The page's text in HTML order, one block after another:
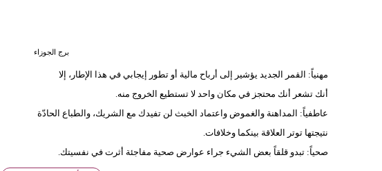
برج الجوزاء
مهنياً: القمر الجديد يؤشير إلى أرباح مالية أو تطور إيجابي في هذا الإطار، إلا
أنك تشعر أنك محتجز في مكان واحد لا تستطيع الخروج منه.
عاطفياً: المداهنة والغموض واعتماد الخبث لن تفيدك مع الشريك، والطباع الحادّة
نتيجتها توتر العلاقة بينكما وخلافات.
صحياً: تبدو قلقاً بعض الشيء جراء عوارض صحية مفاجئة أثرت في نفسيتك.